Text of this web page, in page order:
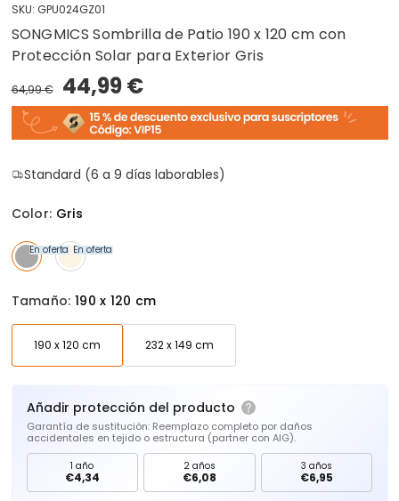
SKU: GPU024GZ01
SONGMICS Sombrilla de Patio 190 x 120 cm con
Protección Solar para Exterior Gris
64,99 € 44,99 €
Standard (6 a 9 días laborables)
Color: Gris
En oferta En oferta
Tamaño: 190 x 120 cm
190 x 120 cm 232 x 149 cm
Añadir protección del producto
Garantía de sustitución: Reemplazo completo por daños
accidentales en tejido o estructura (partner con AIG).
1 año
€4,34
2 años
€6,08
3 años
€6,95